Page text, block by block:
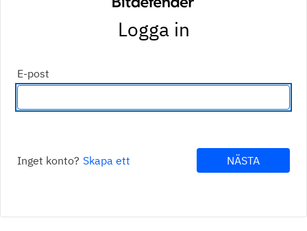
Logga in
E-post
Ange en e-postadress
NÄSTA
Inget konto? Skapa ett